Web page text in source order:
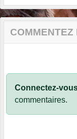
COMMENTEZ
Connectez-
commentaires.